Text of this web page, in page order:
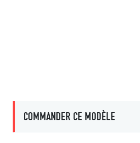
COMMANDER CE MODÈLE